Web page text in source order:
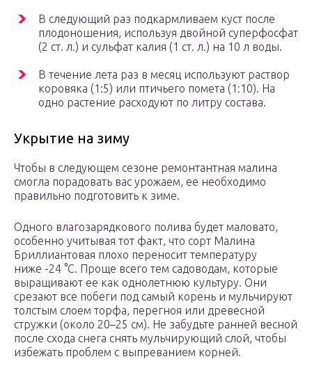
В следующий раз подкармливаем куст после
плодоношения, используя двойной суперфосфат
(2 ст. л.) и сульфат калия (1 ст. л.) на 10 л воды.
В течение лета раз в месяц используют раствор
коровяка (1:5) или птичьего помета (1:10). На
одно растение расходуют по литру состава.
Укрытие на зиму
Чтобы в следующем сезоне ремонтантная малина
смогла порадовать вас урожаем, ее необходимо
правильно подготовить к зиме.
Одного влагозарядкового полива будет маловато,
особенно учитывая тот факт, что сорт Малина
Бриллиантовая плохо переносит температуру
ниже -24 °С. Проще всего тем садоводам, которые
выращивают ее как однолетнюю культуру. Они
срезают все побеги под самый корень и мульчируют
толстым слоем торфа, перегноя или древесной
стружки (около 20–25 см). Не забудьте ранней весной
после схода снега снять мульчирующий слой, чтобы
избежать проблем с выпреванием корней.